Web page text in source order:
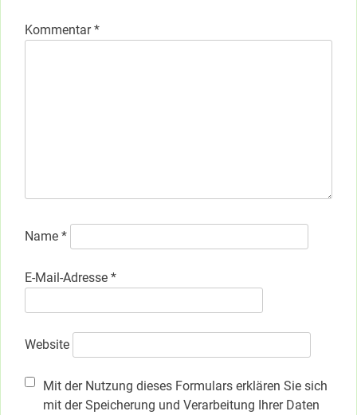
Kommentar*
Name *
E-Mail-Adresse *
Website
Mit der Nutzung dieses Formulars erklären Sie sich
mit der Speicherung und Verarbeitung Ihrer Daten